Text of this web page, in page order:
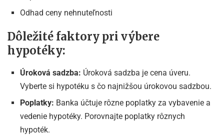
Odhad ceny nehnuteľnosti
Dôležité faktory pri výbere
hypotéky:
Úroková sadzba: Úroková sadzba je cena úveru.
Vyberte si hypotéku s čo najnižšou úrokovou sadzbou.
Poplatky: Banka účtuje rôzne poplatky za vybavenie a
vedenie hypotéky. Porovnajte poplatky rôznych
hypoték.